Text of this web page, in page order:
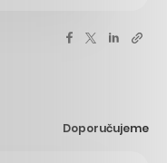
Doporučujeme